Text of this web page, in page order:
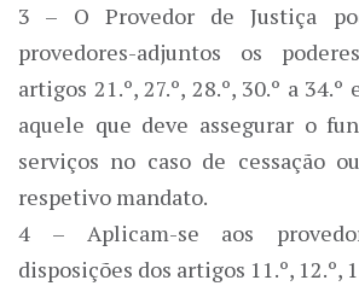
3 – O Provedor de Justiça
provedores-adjuntos os
artigos 21.º, 27.º, 28.º, 30.º a 34.º
aquele que deve assegurar o
serviços no caso de cessação
respetivo mandato.
4 – Aplicam-se aos
disposições dos artigos 11.º, 12.º,